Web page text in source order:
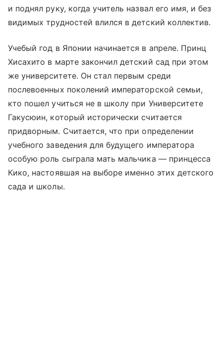
и поднял руку, когда учитель назвал его имя, и без
видимых трудностей влился в детский коллектив.
Учебый год в Японии начинается в апреле. Принц
Хисахито в марте закончил детский сад при этом
же университете. Он стал первым среди
послевоенных поколений императорской семьи,
кто пошел учиться не в школу при Университете
Гакусюин, который исторически считается
придворным. Считается, что при определении
учебного заведения для будущего императора
особую роль сыграла мать мальчика — принцесса
Кико, настоявшая на выборе именно этих детского
сада и школы.